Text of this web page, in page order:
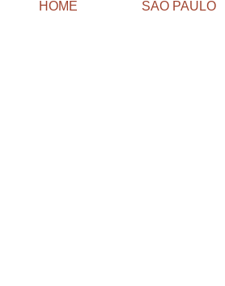
HOME SÃO PAULO